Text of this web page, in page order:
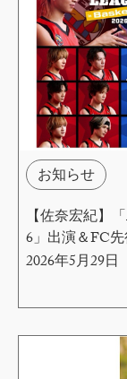
お知らせ
【佐奈宏紀】
6」出演＆FC
2026年5月29日